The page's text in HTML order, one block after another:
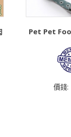
Pet Pet
價錢: